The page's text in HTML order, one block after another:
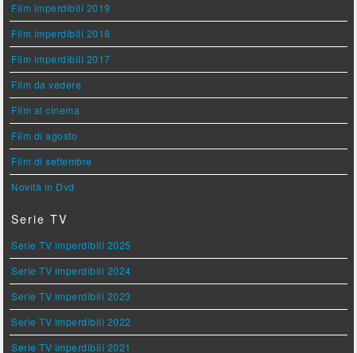
Film imperdibili 2019
Film imperdibili 2018
Film imperdibili 2017
Film da vedere
Film al cinema
Film di agosto
Film di settembre
Novità in Dvd
Serie TV
Serie TV imperdibili 2025
Serie TV imperdibili 2024
Serie TV imperdibili 2023
Serie TV imperdibili 2022
Serie TV imperdibili 2021